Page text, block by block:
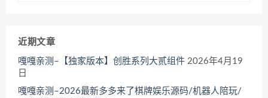
近期文章
嘎嘎亲测–【独家版本】创胜系列大贰组件 2026年4月19
日
嘎嘎亲测–2026最新多多来了棋牌娱乐源码/机器人陪玩/